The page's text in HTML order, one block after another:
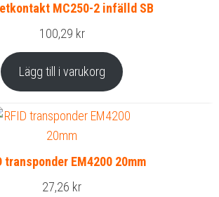
MC250-2 infälld SB
100,29 kr
Lägg till i varukorg
transponder EM4200 20mm
27,26 kr